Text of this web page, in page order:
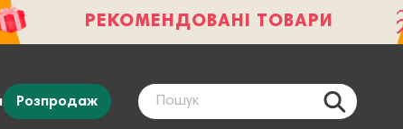
РЕКОМЕНДОВАНІ ТОВАРИ
Розпродаж